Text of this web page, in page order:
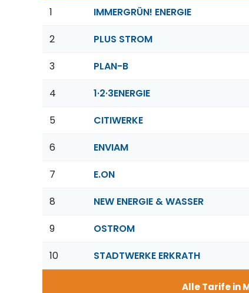
1 IMMERGRÜN! ENERGIE
2
PLUS STROM
3
PLAN-B
4
1·2·3ENERGIE
5
CITIWERKE
6
ENVIAM
7
E.ON
8
NEW ENERGIE & WASSER
9
OSTROM
10
STADTWERKE ERKRATH
Alle Tarife in